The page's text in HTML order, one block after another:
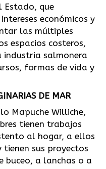
Estado, que
económicos y
las múltiples
espacios costeros,
industria salmonera
formas de vida y
DE MAR
Mapuche Williche,
tienen trabajos
al hogar, a ellos
tienen sus proyectos
buceo, a lanchas o a